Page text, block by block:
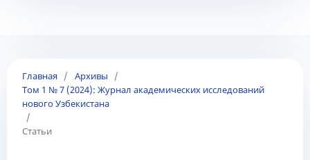
Главная / Архивы
/
Том 1 № 7 (2024): Журнал академических исследований
нового Узбекистана
/
Статьи